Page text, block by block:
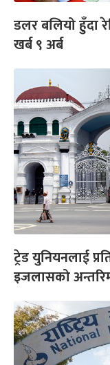
डलर बलियो हुँदा
खर्ब ९ अर्ब
ट्रेड युनियनलाई
इजलासको